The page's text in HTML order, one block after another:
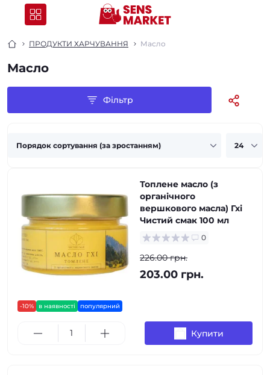
ПРОДУКТИ ХАРЧУВАННЯ Масло
Масло
Фільтр
-10% в наявності популярний
Топлене масло (з
органічного
вершкового масла) Гхі
Чистий смак 100 мл
0
226.00 грн.
203.00 грн.
Купити